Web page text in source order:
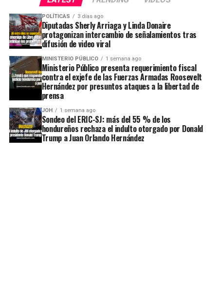
POLÍTICAS 3 días ago
Diputadas Sherly Arriaga y Linda Donaire
protagonizan intercambio de señalamientos tras
difusión de video viral
MINISTERIO PÚBLICO 1 semana ago
Ministerio Público presenta requerimiento fiscal
contra el exjefe de las Fuerzas Armadas Roosevelt
Hernández por presuntos ataques a la libertad de
prensa
JOH 1 semana ago
Sondeo del ERIC-SJ: más del 55 % de los
hondureños rechaza el indulto otorgado por Donald
Trump a Juan Orlando Hernández